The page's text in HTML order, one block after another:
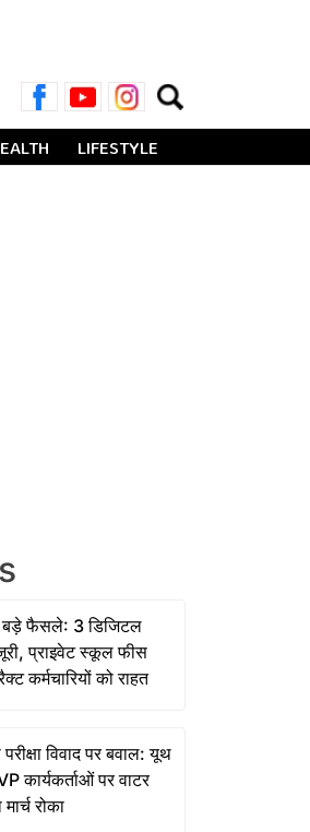
Search
for:
LIFESTYLE
बड़े फैसले: 3 डिजिटल
प्राइवेट स्कूल फीस
कर्मचारियों को राहत
विवाद पर बवाल: यूथ
कार्यकर्ताओं पर वाटर
रोका